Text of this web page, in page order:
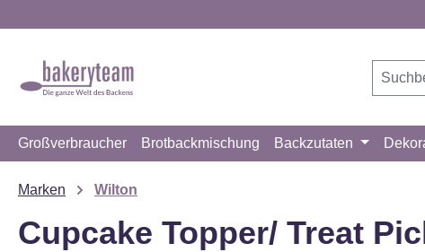
Großverbraucher Brotbackmischung Backzutaten
Marken Wilton
Cupcake Topper/ Treat